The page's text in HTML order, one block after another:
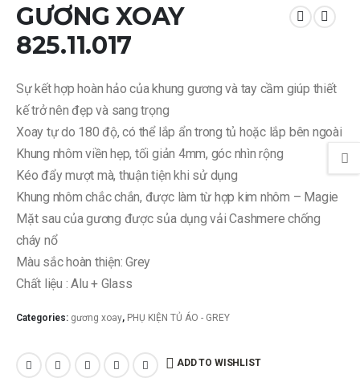
GƯƠNG XOAY
825.11.017
Sự kết hợp hoàn hảo của khung gương và tay cầm giúp thiết
kế trở nên đẹp và sang trọng
Xoay tự do 180 độ, có thể lắp ẩn trong tủ hoặc lắp bên ngoài
Khung nhôm viền hẹp, tối giản 4mm, góc nhìn rộng
Kéo đẩy mượt mà, thuận tiện khi sử dụng
Khung nhôm chắc chắn, được làm từ hợp kim nhôm – Magie
Mặt sau của gương được sủa dụng vải Cashmere chống
cháy nổ
Màu sắc hoàn thiện: Grey
Chất liệu : Alu + Glass
Categories: gương xoay, PHỤ KIỆN TỦ ÁO - GREY
ADD TO WISHLIST